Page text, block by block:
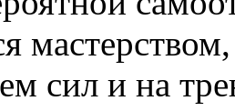
сил и на